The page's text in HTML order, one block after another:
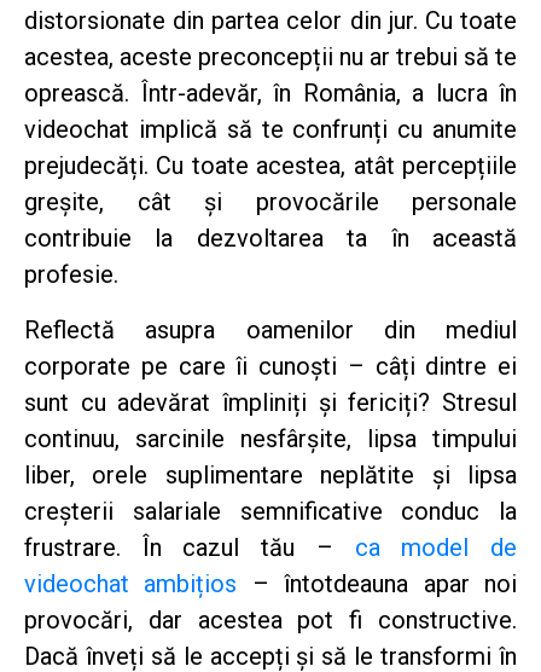
distorsionate din partea celor din jur. Cu toate
acestea, aceste preconcepții nu ar trebui să te
oprească. Într-adevăr, în România, a lucra în
videochat implică să te confrunți cu anumite
prejudecăți. Cu toate acestea, atât percepțiile
greșite, cât și provocările personale
contribuie la dezvoltarea ta în această
profesie.
Reflectă asupra oamenilor din mediul
corporate pe care îi cunoști – câți dintre ei
sunt cu adevărat împliniți și fericiți? Stresul
continuu, sarcinile nesfârșite, lipsa timpului
liber, orele suplimentare neplătite și lipsa
creșterii salariale semnificative conduc la
frustrare. În cazul tău – ca model de
videochat ambițios – întotdeauna apar noi
provocări, dar acestea pot fi constructive.
Dacă înveți să le accepți și să le transformi în